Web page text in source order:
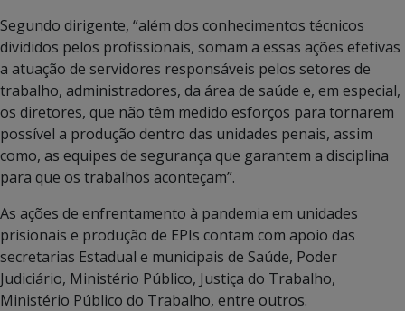
Segundo dirigente, “além dos conhecimentos técnicos
divididos pelos profissionais, somam a essas ações efetivas
a atuação de servidores responsáveis pelos setores de
trabalho, administradores, da área de saúde e, em especial,
os diretores, que não têm medido esforços para tornarem
possível a produção dentro das unidades penais, assim
como, as equipes de segurança que garantem a disciplina
para que os trabalhos aconteçam”.
As ações de enfrentamento à pandemia em unidades
prisionais e produção de EPIs contam com apoio das
secretarias Estadual e municipais de Saúde, Poder
Judiciário, Ministério Público, Justiça do Trabalho,
Ministério Público do Trabalho, entre outros.